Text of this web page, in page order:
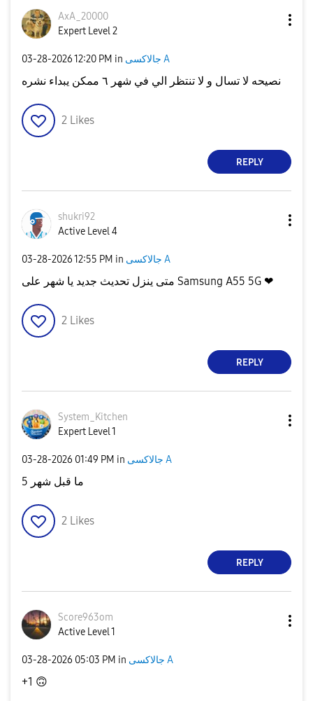
AxA_20000
Expert Level 2
‎03-28-202612:20 PM in جالاكسى A
نصيحه لا تسال و لا تنتظر الي في شهر ٦ ممكن يبداء نشره
2 Likes
REPLY
shukri92
Active Level 4
‎03-28-202612:55 PM in جالاكسى A
متى ينزل تحديث جديد يا شهر على Samsung A55 5G ❤
2 Likes
REPLY
System_Kitchen
Expert Level 1
‎03-28-2026 01:49 PM in جالاكسى A
ما قبل شهر 5
2 Likes
REPLY
Score963om
Active Level 1
‎03-28-2026 05:03 PM in جالاكسى A
+1 🙃